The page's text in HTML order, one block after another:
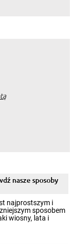
nasze sposoby
najprostszym i
sposobem
wiosny, lata i
oko w sezonie